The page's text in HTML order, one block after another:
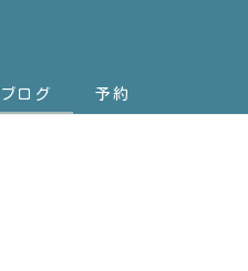
ブログ 予約